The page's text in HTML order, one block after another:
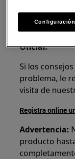
3. Póngase
Oficial.
Si los
problema, le
visita de
Registra online
Advertencia:
producto